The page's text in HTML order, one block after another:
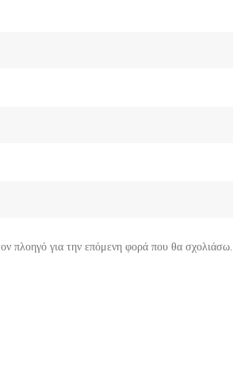
πλοηγό για την επόμενη φορά που θα σχολιάσω.